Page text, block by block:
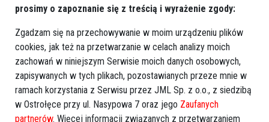
prosimy o zapoznanie się z treścią i wyrażenie zgody:
Zgadzam się na przechowywanie w moim urządzeniu plików
cookies, jak też na przetwarzanie w celach analizy moich
zachowań w niniejszym Serwisie moich danych osobowych,
zapisywanych w tych plikach, pozostawianych przeze mnie w
ramach korzystania z Serwisu przez JML Sp. z o.o., z siedzibą
w Ostrołęce przy ul. Nasypowa 7 oraz jego Zaufanych
partnerów. Więcej informacji związanych z przetwarzaniem